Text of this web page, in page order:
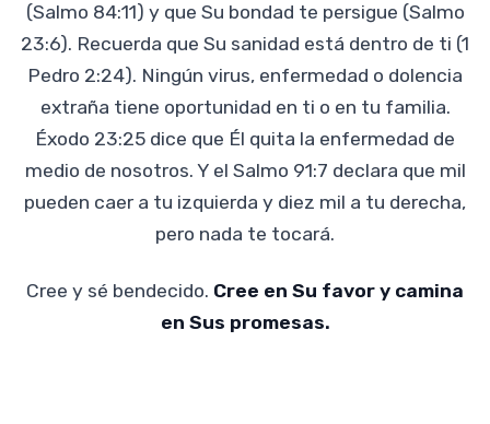
(Salmo 84:11) y que Su bondad te persigue (Salmo
23:6). Recuerda que Su sanidad está dentro de ti (1
Pedro 2:24). Ningún virus, enfermedad o dolencia
extraña tiene oportunidad en ti o en tu familia.
Éxodo 23:25 dice que Él quita la enfermedad de
medio de nosotros. Y el Salmo 91:7 declara que mil
pueden caer a tu izquierda y diez mil a tu derecha,
pero nada te tocará.
Cree y sé bendecido. Cree en Su favor y camina
en Sus promesas.